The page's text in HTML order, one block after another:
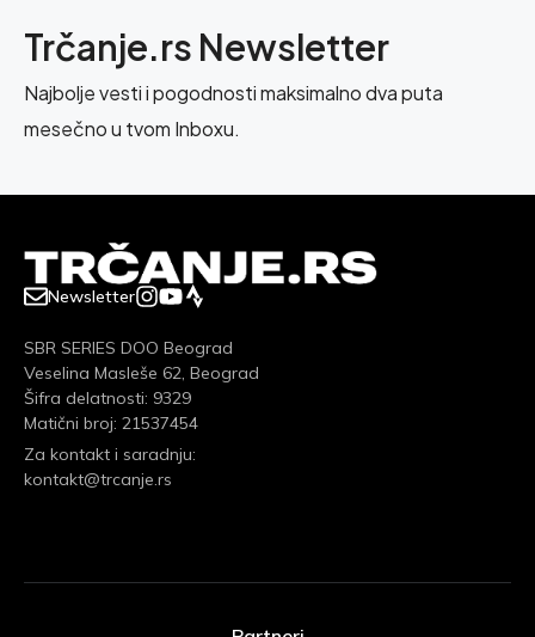
Trčanje.rs Newsletter
Najbolje vesti i pogodnosti maksimalno dva puta
mesečno u tvom Inboxu.
Newsletter
SBR SERIES DOO Beograd
Veselina Masleše 62, Beograd
Šifra delatnosti: 9329
Matični broj: 21537454
Za kontakt i saradnju:
kontakt@trcanje.rs